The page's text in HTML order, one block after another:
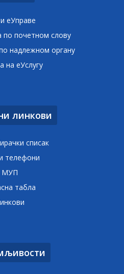
еУправе
по почетном слову
надлежном органу
на еУслугу
линкови
списак
телефони
МУП
табла